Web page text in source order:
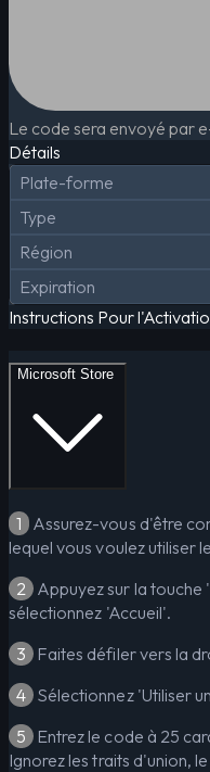
Le code sera envoyé par
Détails
Plate-forme
Type
Région
Expiration
Instructions Pour
Microsoft Store
1 Assurez-vous d'être
lequel vous voulez utiliser
2 Appuyez sur la
sélectionnez 'Accueil'.
3 Faites défiler vers la
4 Sélectionnez 'Utiliser
5 Entrez le code à 25
Ignorez les traits d'union,